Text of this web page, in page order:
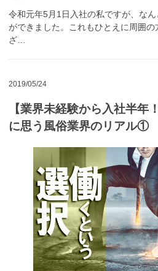
令和元年5月1日入社の私ですが、な
ができました。これもひとえに周囲
ざ…
2019/05/24
【業界未経験から入社半年
に思う風俗業界のリアル①